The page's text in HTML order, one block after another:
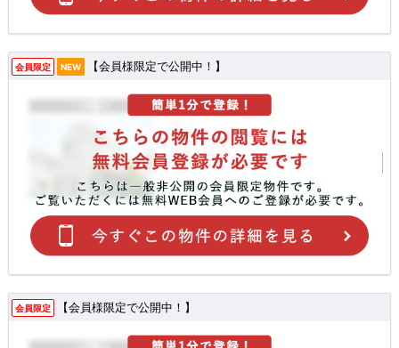
会員限定 NEW 【会員様限定で公開中！】
会員限定 【会員様限定で公開中！】